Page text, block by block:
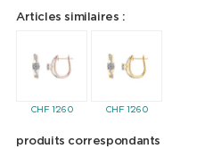
Articles similaires :
CHF1'260 CHF1'260
produits correspondants